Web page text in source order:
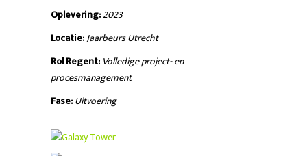
Oplevering:2023
Locatie:Jaarbeurs Utrecht
Rol Regent: Volledige project- en
procesmanagement
Fase:Uitvoering